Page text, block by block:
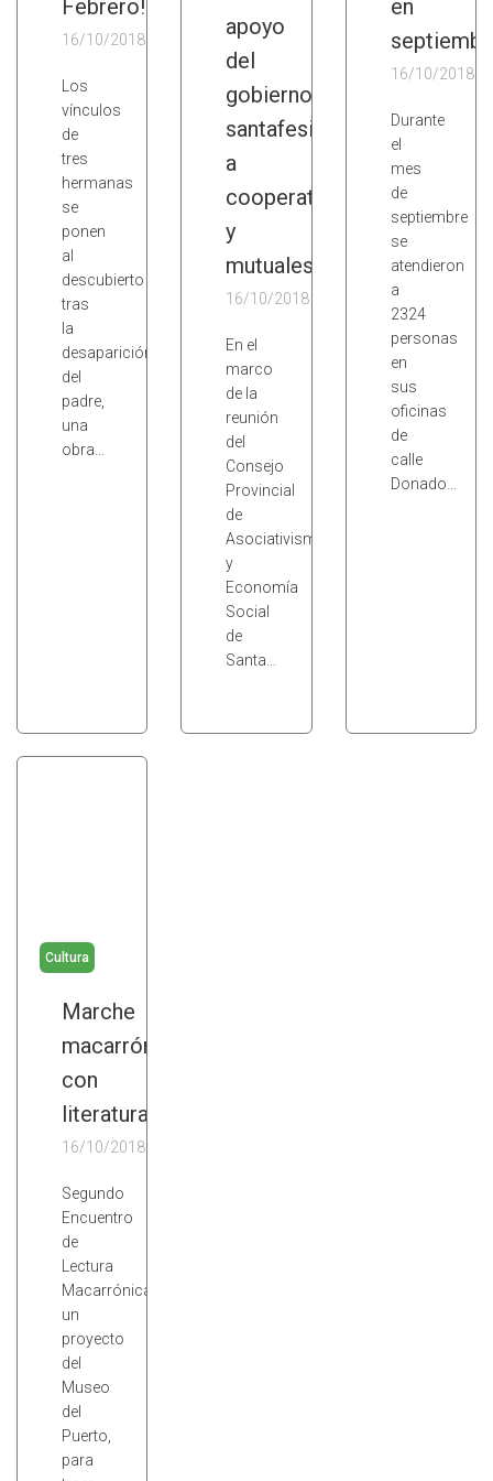
Febrero!
16/10/2018
Los
vínculos
de
tres
hermanas
se
ponen
al
descubierto
tras
la
desaparición
del
padre,
una
obra…
apoyo
del
gobierno
santafesino
a
cooperativas
y
mutuales
16/10/2018
En el
marco
de la
reunión
del
Consejo
Provincial
de
Asociativismo
y
Economía
Social
de
Santa…
en
16/10/2018
Durante
el
mes
de
septiembre
se
atendieron
a
2324
personas
en
sus
oficinas
de
calle
Donado…
Cultura
Marche
macarrón
con
literatura
16/10/2018
Segundo
Encuentro
de
Lectura
Macarrónica,
un
proyecto
del
Museo
del
Puerto,
para